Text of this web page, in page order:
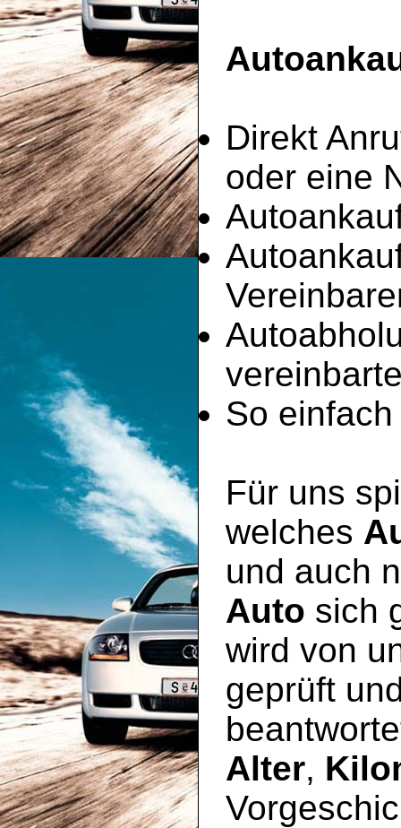
Direkt
oder eine
So
Für uns
welches
und auch
Auto sich
wird von
geprüft
Alter,